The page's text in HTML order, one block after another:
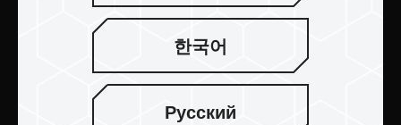
送出
한국어
Русский